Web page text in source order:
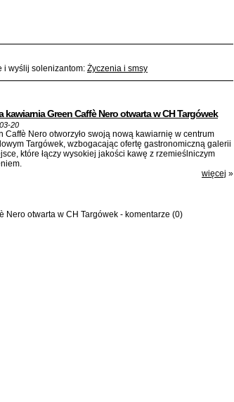
i wyślij solenizantom: Życzenia i smsy
kawiarnia Green Caffè Nero otwarta w CH Targówek
20
Caffè Nero otworzyło swoją nową kawiarnię w centrum
Targówek, wzbogacając ofertę gastronomiczną galerii
które łączy wysokiej jakości kawę z rzemieślniczym
więcej »
Nero otwarta w CH Targówek - komentarze (0)